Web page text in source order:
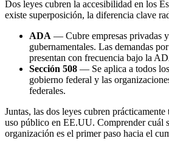
Dos leyes cubren la accesibilidad en los
existe superposición, la diferencia clave
ADA — Cubre empresas privadas
gubernamentales. Las demandas
presentan con frecuencia bajo la
Sección 508 — Se aplica a todos
gobierno federal y las
federales.
Juntas, las dos leyes cubren
uso público en EE.UU. Comprender cuál
organización es el primer paso hacia el